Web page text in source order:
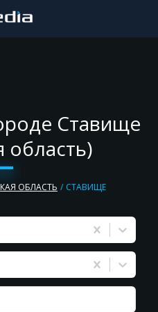
Ставище
область)
ОБЛАСТЬ СТАВИЩЕ